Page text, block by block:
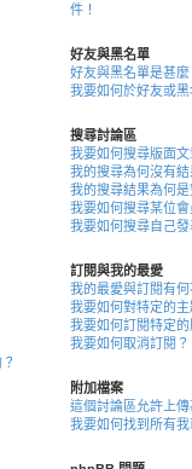
件！
好友與黑名單
好友與黑名單是甚麼
我要如何於好友或
搜尋討論區
我要如何搜尋版面文
我的搜尋為何沒有結
我的搜尋結果為何
我要如何搜尋某位會
我要如何搜尋自己
訂閱與我的最愛
我的最愛與訂閱有何
我要如何對特定的
我要如何訂閱特定的
我要如何取消訂閱？
附加檔案
這個討論區允許上
我要如何找到所有